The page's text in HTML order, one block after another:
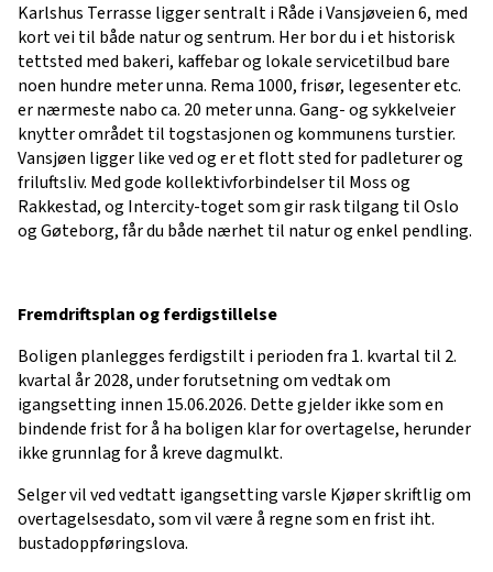
Karlshus Terrasse ligger sentralt i Råde i Vansjøveien 6, med
kort vei til både natur og sentrum. Her bor du i et historisk
tettsted med bakeri, kaffebar og lokale servicetilbud bare
noen hundre meter unna. Rema 1000, frisør, legesenter etc.
er nærmeste nabo ca. 20 meter unna. Gang- og sykkelveier
knytter området til togstasjonen og kommunens turstier.
Vansjøen ligger like ved og er et flott sted for padleturer og
friluftsliv. Med gode kollektivforbindelser til Moss og
Rakkestad, og Intercity-toget som gir rask tilgang til Oslo
og Gøteborg, får du både nærhet til natur og enkel pendling.
Fremdriftsplan og ferdigstillelse
Boligen planlegges ferdigstilt i perioden fra 1. kvartal til 2.
kvartal år 2028, under forutsetning om vedtak om
igangsetting innen 15.06.2026. Dette gjelder ikke som en
bindende frist for å ha boligen klar for overtagelse, herunder
ikke grunnlag for å kreve dagmulkt.
Selger vil ved vedtatt igangsetting varsle Kjøper skriftlig om
overtagelsesdato, som vil være å regne som en frist iht.
bustadoppføringslova.